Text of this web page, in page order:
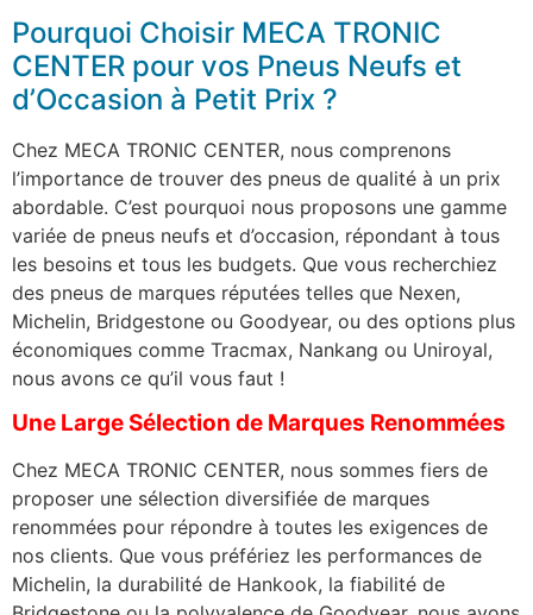
Pourquoi Choisir MECA TRONIC
CENTER pour vos Pneus Neufs et
d’Occasion à Petit Prix ?
Chez MECA TRONIC CENTER, nous comprenons
l’importance de trouver des pneus de qualité à un prix
abordable. C’est pourquoi nous proposons une gamme
variée de pneus neufs et d’occasion, répondant à tous
les besoins et tous les budgets. Que vous recherchiez
des pneus de marques réputées telles que Nexen,
Michelin, Bridgestone ou Goodyear, ou des options plus
économiques comme Tracmax, Nankang ou Uniroyal,
nous avons ce qu’il vous faut !
Une Large Sélection de Marques Renommées
Chez MECA TRONIC CENTER, nous sommes fiers de
proposer une sélection diversifiée de marques
renommées pour répondre à toutes les exigences de
nos clients. Que vous préfériez les performances de
Michelin, la durabilité de Hankook, la fiabilité de